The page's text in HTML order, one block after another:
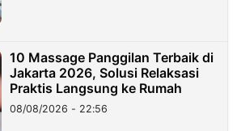
10 Massage Panggilan Terbaik di
Jakarta 2026, Solusi Relaksasi
Praktis Langsung ke Rumah
08/08/2026 - 22:56